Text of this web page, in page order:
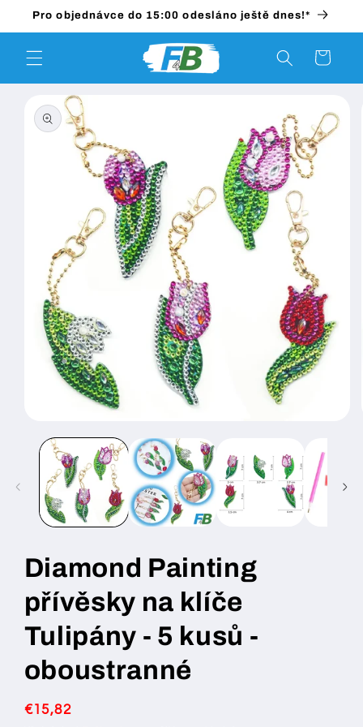
Přejít k
Pro objednávce do 15:00 odesláno ještě dnes!*
Košík
Přejít na
informace
produktu
multimédia
modálním
okně
Diamond Painting
přívěsky na klíče
Tulipány - 5 kusů -
oboustranné
Běžná
€15,82